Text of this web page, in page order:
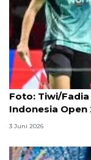
Foto
Foto: Tiwi/
Indonesia Open
3 Juni 2026